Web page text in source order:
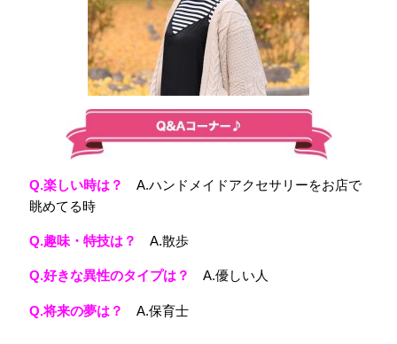
Q.楽しい時は ？A.ハンドメイドアクセサリーをお店で
眺めてる時
Q.趣味・特技は？A.散歩
Q.好きな異性のタイプは？A.優しい人
Q.将来の夢は？A.保育士